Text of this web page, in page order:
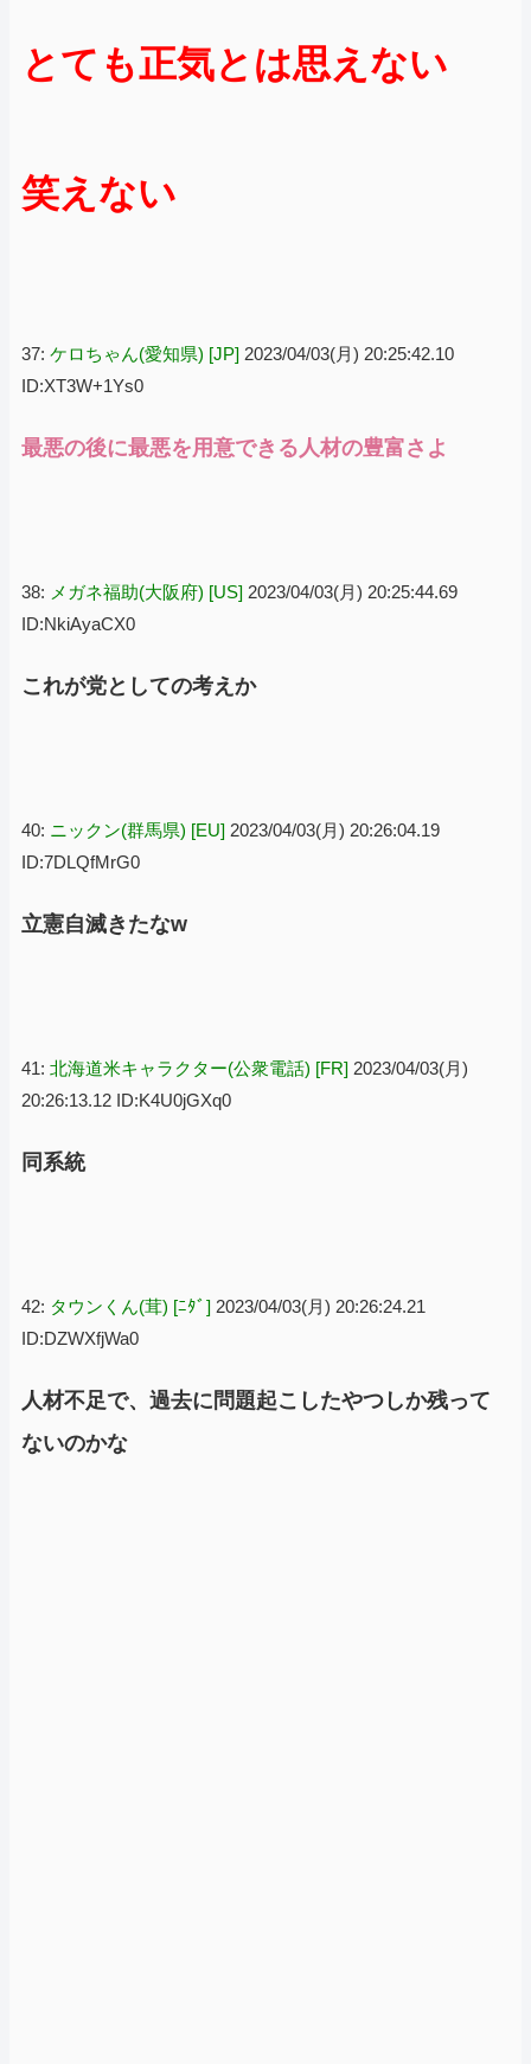
とても正気とは思えない
笑えない
37: ケロちゃん(愛知県) [JP] 2023/04/03(月) 20:25:42.10
ID:XT3W+1Ys0
最悪の後に最悪を用意できる人材の豊富さよ
38: メガネ福助(大阪府) [US] 2023/04/03(月) 20:25:44.69
ID:NkiAyaCX0
これが党としての考えか
40: ニックン(群馬県) [EU] 2023/04/03(月) 20:26:04.19
ID:7DLQfMrG0
立憲自滅きたなw
41: 北海道米キャラクター(公衆電話) [FR] 2023/04/03(月)
20:26:13.12 ID:K4U0jGXq0
同系統
42: タウンくん(茸) [ﾆﾀﾞ] 2023/04/03(月) 20:26:24.21
ID:DZWXfjWa0
人材不足で、過去に問題起こしたやつしか残って
ないのかな